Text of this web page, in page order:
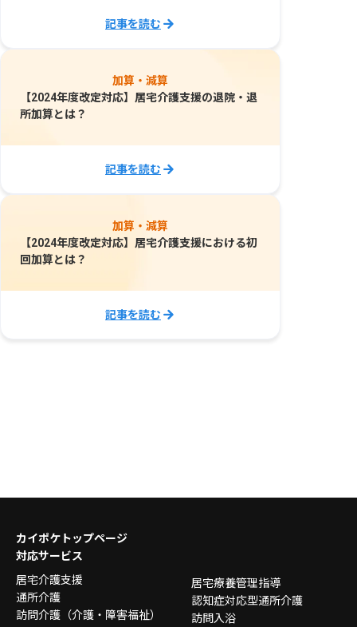
記事を読む
加算・減算
【2024年度改定対応】居宅介護支援の退院・退
所加算とは？
記事を読む
加算・減算
【2024年度改定対応】居宅介護支援における初
回加算とは？
記事を読む
カイポケトップページ
対応サービス
居宅介護支援
通所介護
訪問介護 （介護・障害福祉）
居宅療養管理指導
認知症対応型通所介護
訪問入浴